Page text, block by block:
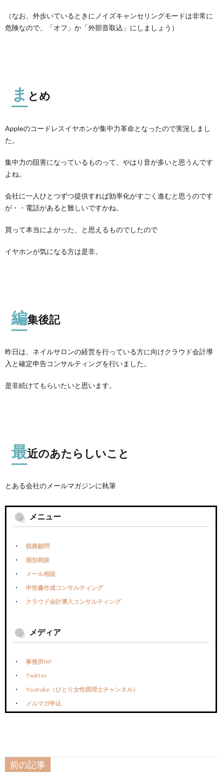
（なお、外歩いているときにノイズキャンセリングモードは非常に
危険なので、「オフ」か「外部音取込」にしましょう）
ま とめ
Appleのコードレスイヤホンが集中力革命となったので実況しまし
た。
集中力の阻害になっているものって、やはり音が多いと思うんです
よね。
会社に一人ひとつずつ提供すれば効率化がすごく進むと思うのです
が・・電話があると難しいですかね。
買って本当によかった、と思えるものでしたので
イヤホンが気になる方は是非。
編集後記
昨日は、ネイルサロンの経営を行っている方に向けクラウド会計導
入と確定申告コンサルティングを行いました。
是非続けてもらいたいと思います。
最近のあたらしいこと
とある会社のメールマガジンに執筆
メニュー
税務顧問
個別相談
メール相談
申告書作成コンサルティング
クラウド会計導入コンサルティング
メディア
事務所HP
Twitter
Youtube（ひとり女性税理士チャンネル）
メルマガ申込
前の記事